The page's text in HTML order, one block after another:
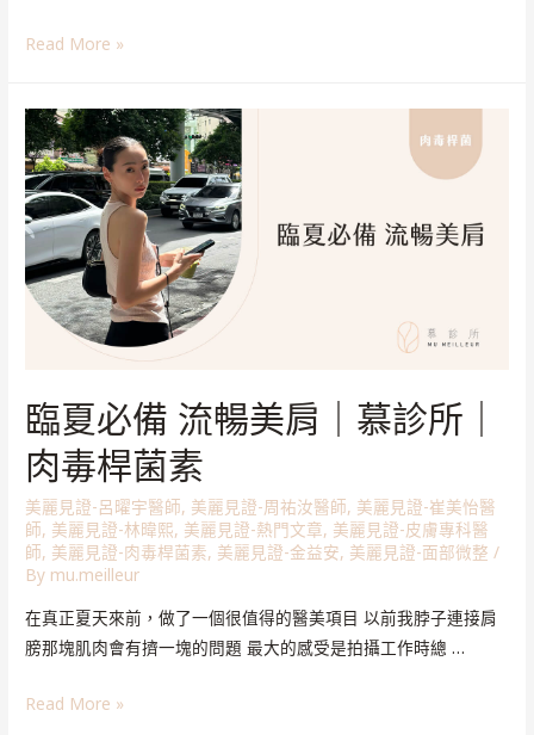
Read More »
臨夏必備 流暢美肩｜慕診所｜
肉毒桿菌素
美麗見證-呂曜宇醫師, 美麗見證-周祐汝醫師, 美麗見證-崔美怡醫
師, 美麗見證-林暐熙, 美麗見證-熱門文章, 美麗見證-皮膚專科醫
師, 美麗見證-肉毒桿菌素, 美麗見證-金益安, 美麗見證-面部微整 /
By mu.meilleur
在真正夏天來前，做了一個很值得的醫美項目 以前我脖子連接肩
膀那塊肌肉會有擠一塊的問題 最大的感受是拍攝工作時總 …
Read More »